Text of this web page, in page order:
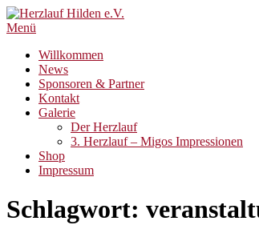
Zum
Inhalt
Menü
Willkommen
News
Sponsoren & Partner
Kontakt
Galerie
Der Herzlauf
3. Herzlauf – Migos Impressionen
Shop
Impressum
Schlagwort: